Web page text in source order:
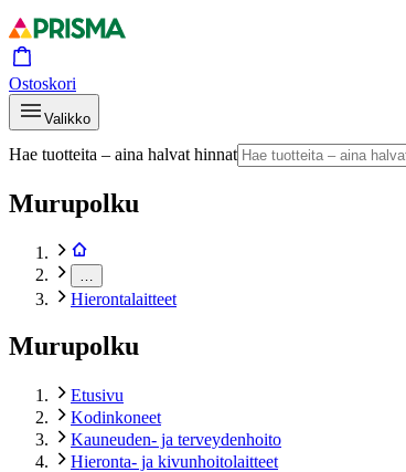
Ostoskori
Valikko
Hae tuotteita – aina halvat hinnat
Murupolku
Hierontalaitteet
Murupolku
Etusivu
Kodinkoneet
Kauneuden- ja terveydenhoito
Hieronta- ja kivunhoitolaitteet